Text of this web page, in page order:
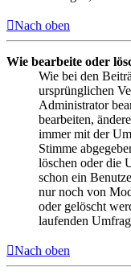
Nach oben
Wie bearbeite oder
Wie bei den
ursprünglichen
Administrator
bearbeiten,
immer mit der
Stimme
löschen oder die
schon ein
nur noch von
oder gelöscht
laufenden
Nach oben